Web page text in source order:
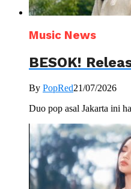
Music News
BESOK!
By PopRed21/07/2026
Duo pop asal Jakarta ini